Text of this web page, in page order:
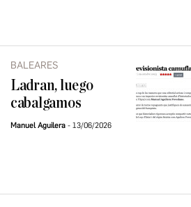
BALEARES
Ladran, luego
cabalgamos
Manuel Aguilera 13/06/2026